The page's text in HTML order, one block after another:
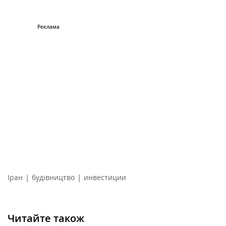
Іран | будівництво | инвестиции
Читайте також